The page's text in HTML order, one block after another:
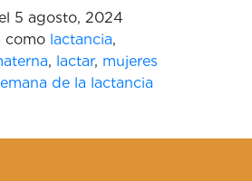
5 agosto, 2024
como lactancia,
, lactar, mujeres
de la lactancia